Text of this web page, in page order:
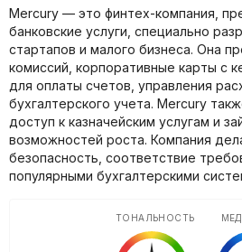
Mercury — это финтех-компания,
банковские услуги, специально
стартапов и малого бизнеса. Она
комиссий, корпоративные карты с
для оплаты счетов, управления
бухгалтерского учета. Mercury
доступ к казначейским услугам и
возможностей роста. Компания
безопасность, соответствие
популярными бухгалтерскими
ТОНАЛЬНОСТЬ